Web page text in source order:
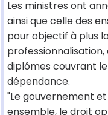
Les ministres ont
ainsi que celle des
pour objectif à plus
diplômes couvrant
dépendance.
"Le gouvernement
ensemble, le droit